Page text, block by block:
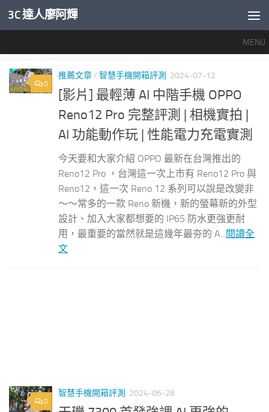
內文下方
3C 達人廖阿輝
MENU
0
推薦文章/ 智慧手機開箱評測 2024-07-12
[影片] 最輕薄 AI 中階手機 OPPO
Reno12 Pro 完整評測 | 相機實拍 |
AI 功能動作玩 | 性能電力充電實測
今天要和大家介紹 OPPO 最新在台灣推出的
Reno12 Pro ，台灣這一次上市有 Reno12 Pro 與
Reno12，這一次 Reno 12 系列可以說是改變非
～～常多的一款 Reno 新機，新的螢幕新的外型
設計、加入大家都想要的 IP65 防水更強更耐
用，最重要的當然就是這幾年最夯的 A...閱讀全
文
0
智慧手機開箱評測 2024-06-28